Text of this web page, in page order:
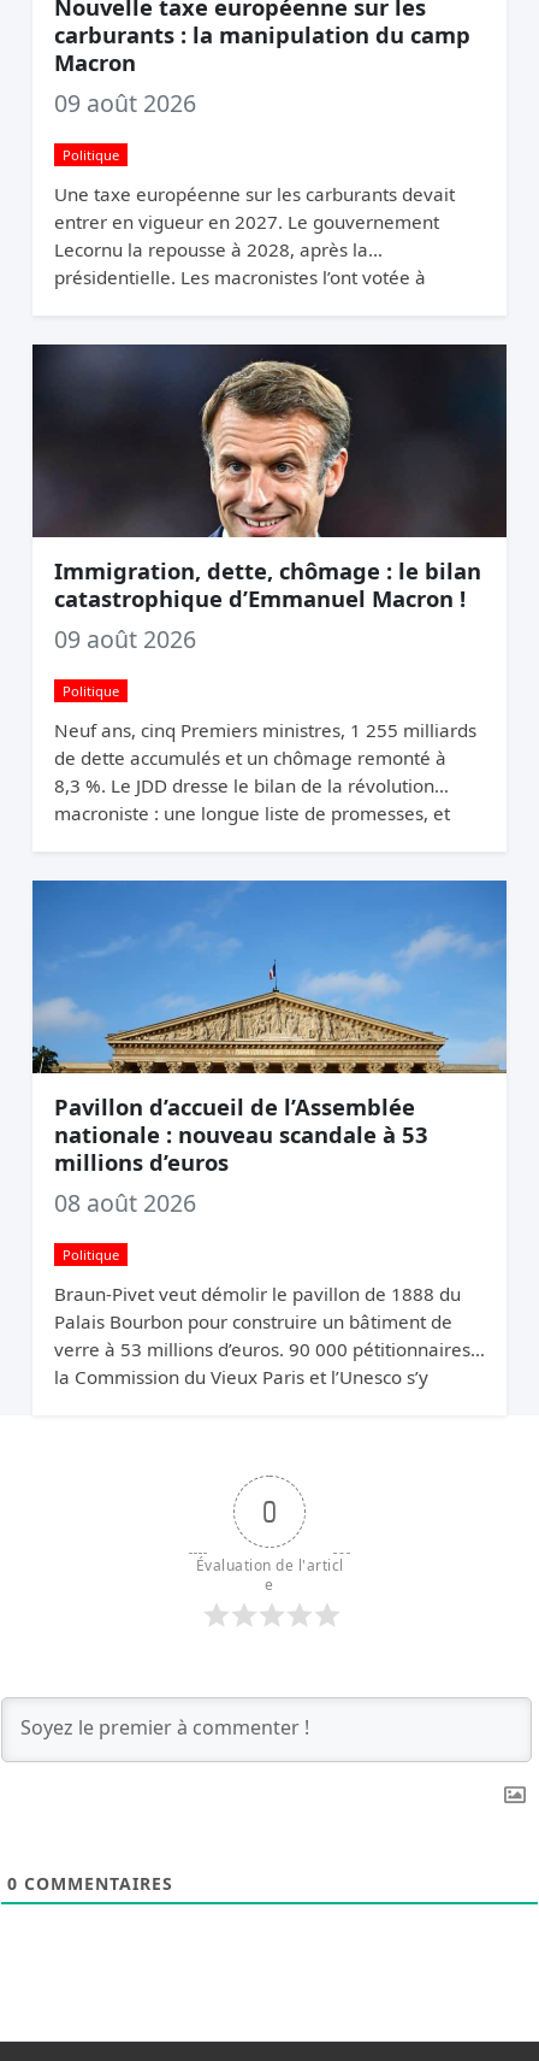
Nouvelle taxe européenne sur les
carburants : la manipulation du camp
Macron
09 août 2026
Politique
Une taxe européenne sur les carburants devait
entrer en vigueur en 2027. Le gouvernement
Lecornu la repousse à 2028, après la
présidentielle. Les macronistes l’ont votée à
Immigration, dette, chômage : le bilan
catastrophique d’Emmanuel Macron !
09 août 2026
Politique
Neuf ans, cinq Premiers ministres, 1 255 milliards
de dette accumulés et un chômage remonté à
8,3 %. Le JDD dresse le bilan de la révolution
macroniste : une longue liste de promesses, et
Pavillon d’accueil de l’Assemblée
nationale : nouveau scandale à 53
millions d’euros
08 août 2026
Politique
Braun-Pivet veut démolir le pavillon de 1888 du
Palais Bourbon pour construire un bâtiment de
verre à 53 millions d’euros. 90 000 pétitionnaires,
la Commission du Vieux Paris et l’Unesco s’y
0
Évaluation de l'articl
e
0 COMMENTAIRES